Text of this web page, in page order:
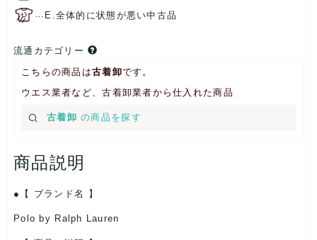
… E.全体的に状態が悪い中古品
流通カテゴリー
こちらの商品は古着卸です。
ウエス業者など、古着卸業者から仕入れた商品
古着卸 の商品を探す
商品説明
【 ブランド名 】
Polo by Ralph Lauren